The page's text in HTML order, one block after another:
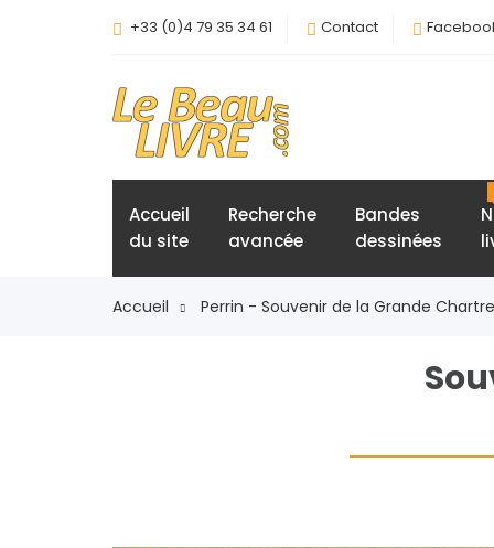
+33 (0)4 79 35 34 61 Contact
Accueil
du site
Recherche
avancée
Bandes
dessinées
Accueil Perrin - Souvenir de la Grande